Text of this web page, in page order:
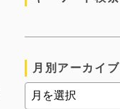
月別アーカイブ